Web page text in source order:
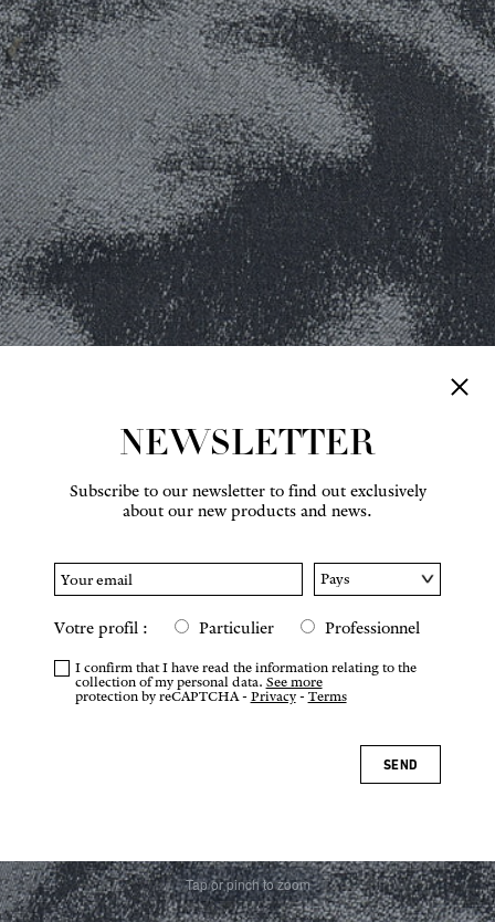
Tap or pinch to zoom
NEWSLETTER
Subscribe to our newsletter to find out exclusively
about our new products and news.
Votre profil : Particulier Professionnel
I confirm that I have read the information relating to the
collection of my personal data. See more
protection by reCAPTCHA - Privacy- Terms
SEND